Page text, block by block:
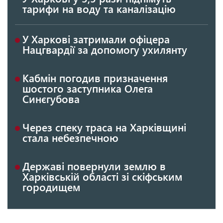
тарифи на воду та каналізацію
У Харкові затримали офіцера
Нацгвардії за допомогу ухилянту
Кабмін погодив призначення
шостого заступника Олега
Синєгубова
Через спеку траса на Харківщині
стала небезпечною
Державі повернули землю в
Харківській області зі скіфським
городищем